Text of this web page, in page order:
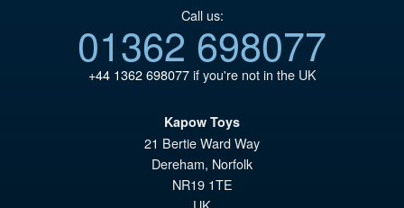
Call us:
01362 698077
+44 1362 698077if you're not in the UK
Kapow Toys
21 Bertie Ward Way
Dereham, Norfolk
NR19 1TE